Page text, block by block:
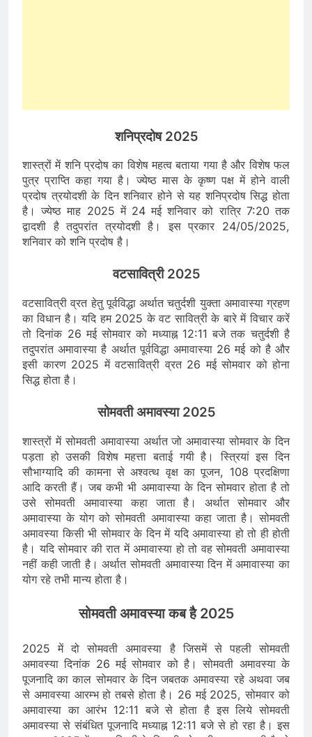
शनिप्रदोष 2025
शास्त्रों में शनि प्रदोष का विशेष महत्व बताया गया है और विशेष फल
पुत्र प्राप्ति कहा गया है। ज्येष्ठ मास के कृष्ण पक्ष में होने वाली
प्रदोष त्रयोदशी के दिन शनिवार होने से यह शनिप्रदोष सिद्ध होता
है। ज्येष्ठ माह 2025 में 24 मई शनिवार को रात्रि 7:20 तक
द्वादशी है तदुपरांत त्रयोदशी है। इस प्रकार 24/05/2025,
शनिवार को शनि प्रदोष है।
वटसावित्री 2025
वटसावित्री व्रत हेतु पूर्वविद्धा अर्थात चतुर्दशी युक्ता अमावास्या ग्रहण
का विधान है। यदि हम 2025 के वट सावित्री के बारे में विचार करें
तो दिनांक 26 मई सोमवार को मध्याह्न 12:11 बजे तक चतुर्दशी है
तदुपरांत अमावास्या है अर्थात पूर्वविद्धा अमावास्या 26 मई को है और
इसी कारण 2025 में वटसावित्री व्रत 26 मई सोमवार को होना
सिद्ध होता है।
सोमवती अमावस्या 2025
शास्त्रों में सोमवती अमावास्या अर्थात जो अमावास्या सोमवार के दिन
पड़ता हो उसकी विशेष महत्ता बताई गयी है। स्त्रियां इस दिन
सौभाग्यादि की कामना से अश्वत्थ वृक्ष का पूजन, 108 प्रदक्षिणा
आदि करती हैं। जब कभी भी अमावास्या के दिन सोमवार होता है तो
उसे सोमवती अमावास्या कहा जाता है। अर्थात सोमवार और
अमावास्या के योग को सोमवती अमावास्या कहा जाता है। सोमवती
अमावस्या किसी भी सोमवार के दिन में यदि अमावास्या हो तो ही होती
है। यदि सोमवार की रात में अमावास्या हो तो वह सोमवती अमावास्या
नहीं कही जाती है। अर्थात सोमवती अमावास्या दिन में अमावास्या का
योग रहे तभी मान्य होता है।
सोमवती अमावस्या कब है 2025
2025 में दो सोमवती अमावस्या है जिसमें से पहली सोमवती
अमावस्या दिनांक 26 मई सोमवार को है। सोमवती अमावस्या के
पूजनादि का काल सोमवार के दिन जबतक अमावस्या रहे अथवा जब
से अमावस्या आरम्भ हो तबसे होता है। 26 मई 2025, सोमवार को
अमावास्या का आरंभ 12:11 बजे से होता है इस लिये सोमवती
अमावस्या से संबंधित पूजनादि मध्याह्न 12:11 बजे से हो रहा है। इस